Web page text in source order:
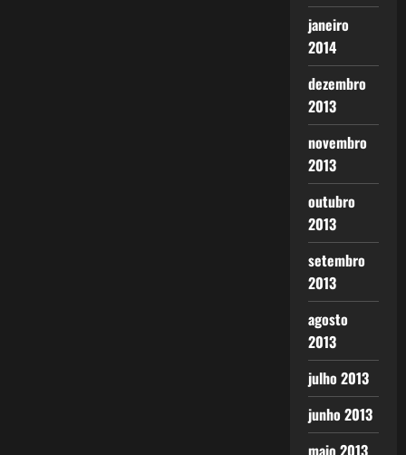
janeiro
2014
dezembro
2013
novembro
2013
outubro
2013
setembro
2013
agosto
2013
julho 2013
junho 2013
maio 2013